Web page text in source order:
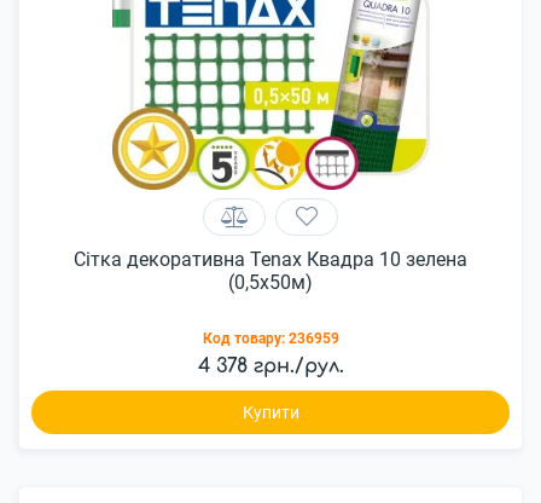
Сітка декоративна Tenax Квадра 10 зелена
(0,5х50м)
Код товару: 236959
4 378 грн./рул.
Купити